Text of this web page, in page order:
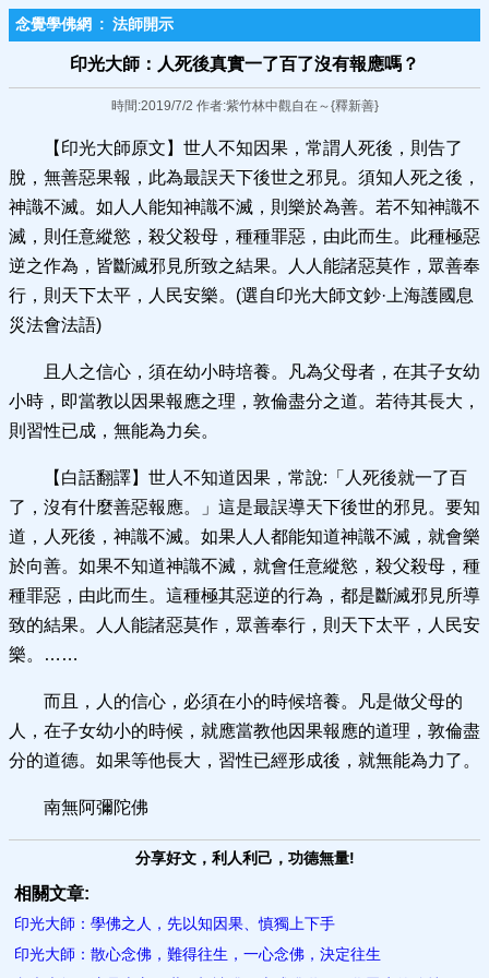
念覺學佛網 : 法師開示
印光大師：人死後真實一​了百了沒有報應嗎？
時間:2019/7/2 作者:紫竹林中觀自在～{釋新善}
【印光大師原文】世人不知因果，常謂人死後，則告了
脫，無善惡果報，此為最誤天下後世之邪見。須知人死之後，
神識不滅。如人人能知神識不滅，則樂於為善。若不知神識不
滅，則任意縱慾，殺父殺母，種種罪惡，由此而生。此種極惡
逆之作為，皆斷滅邪見所致之結果。人人能諸惡莫作，眾善奉
行，則天下太平，人民安樂。(選自印光大師文鈔·上海護國息
災法會法語)
且人之信心，須在幼小時培養。凡為父母者，在其子女幼
小時，即當教以因果報應之理，敦倫盡分之道。若待其長大，
則習性已成，無能為力矣。
【白話翻譯】世人不知道因果，常說:「人死後就一了百
了，沒有什麼善惡報應。」這是最誤導天下後世的邪見。要知
道，人死後，神識不滅。如果人人都能知道神識不滅，就會樂
於向善。如果不知道神識不滅，就會任意縱慾，殺父殺母，種
種罪惡，由此而生。這種極其惡逆的行為，都是斷滅邪見所導
致的結果。人人能諸惡莫作，眾善奉行，則天下太平，人民安
樂。……
而且，人的信心，必須在小的時候培養。凡是做父母的
人，在子女幼小的時候，就應當教他因果報應的道理，敦倫盡
分的道德。如果等他長大，習性已經形成後，就無能為力了。
南無阿彌陀佛
分享好文，利人利己，功德無量!
相關文章:
印光大師：學佛之人，先以知因果、慎獨上下手
印光大師：散心念佛，難得往生，一心念佛，決定往生